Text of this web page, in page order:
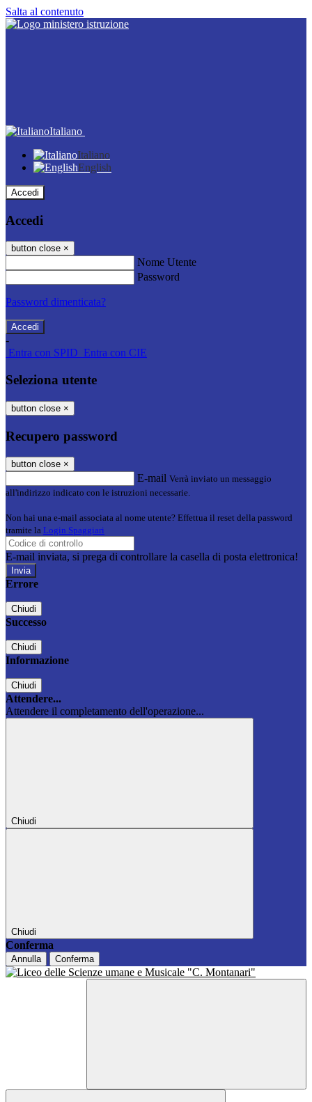
Salta al contenuto
Italiano
Italiano
English
Accedi
Accedi
button close ×
Nome Utente
Password
Password dimenticata?
-
Entra con SPID Entra con CIE
Seleziona utente
button close ×
Recupero password
button close ×
E-mail Verrà inviato un messaggio
all'indirizzo indicato con le istruzioni necessarie.
Non hai una e-mail associata al nome utente? Effettua il reset della password
tramite la Login Spaggiari
E-mail inviata, si prega di controllare la casella di posta elettronica!
Errore
Chiudi
Successo
Chiudi
Informazione
Chiudi
Attendere...
Attendere il completamento dell'operazione...
Chiudi
Chiudi
Conferma
Annulla Conferma